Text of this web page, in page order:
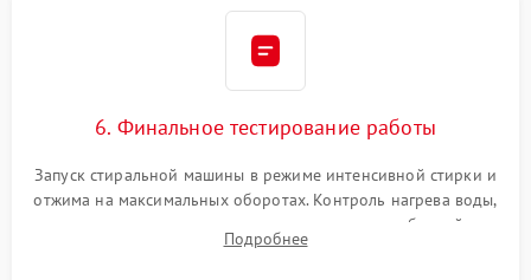
6. Финальное тестирование работы
Запуск стиральной машины в режиме интенсивной стирки и
отжима на максимальных оборотах. Контроль нагрева воды,
корректности слива, отсутствия излишних вибраций,
посторонних стуков и протечек под корпусом.
Подробнее